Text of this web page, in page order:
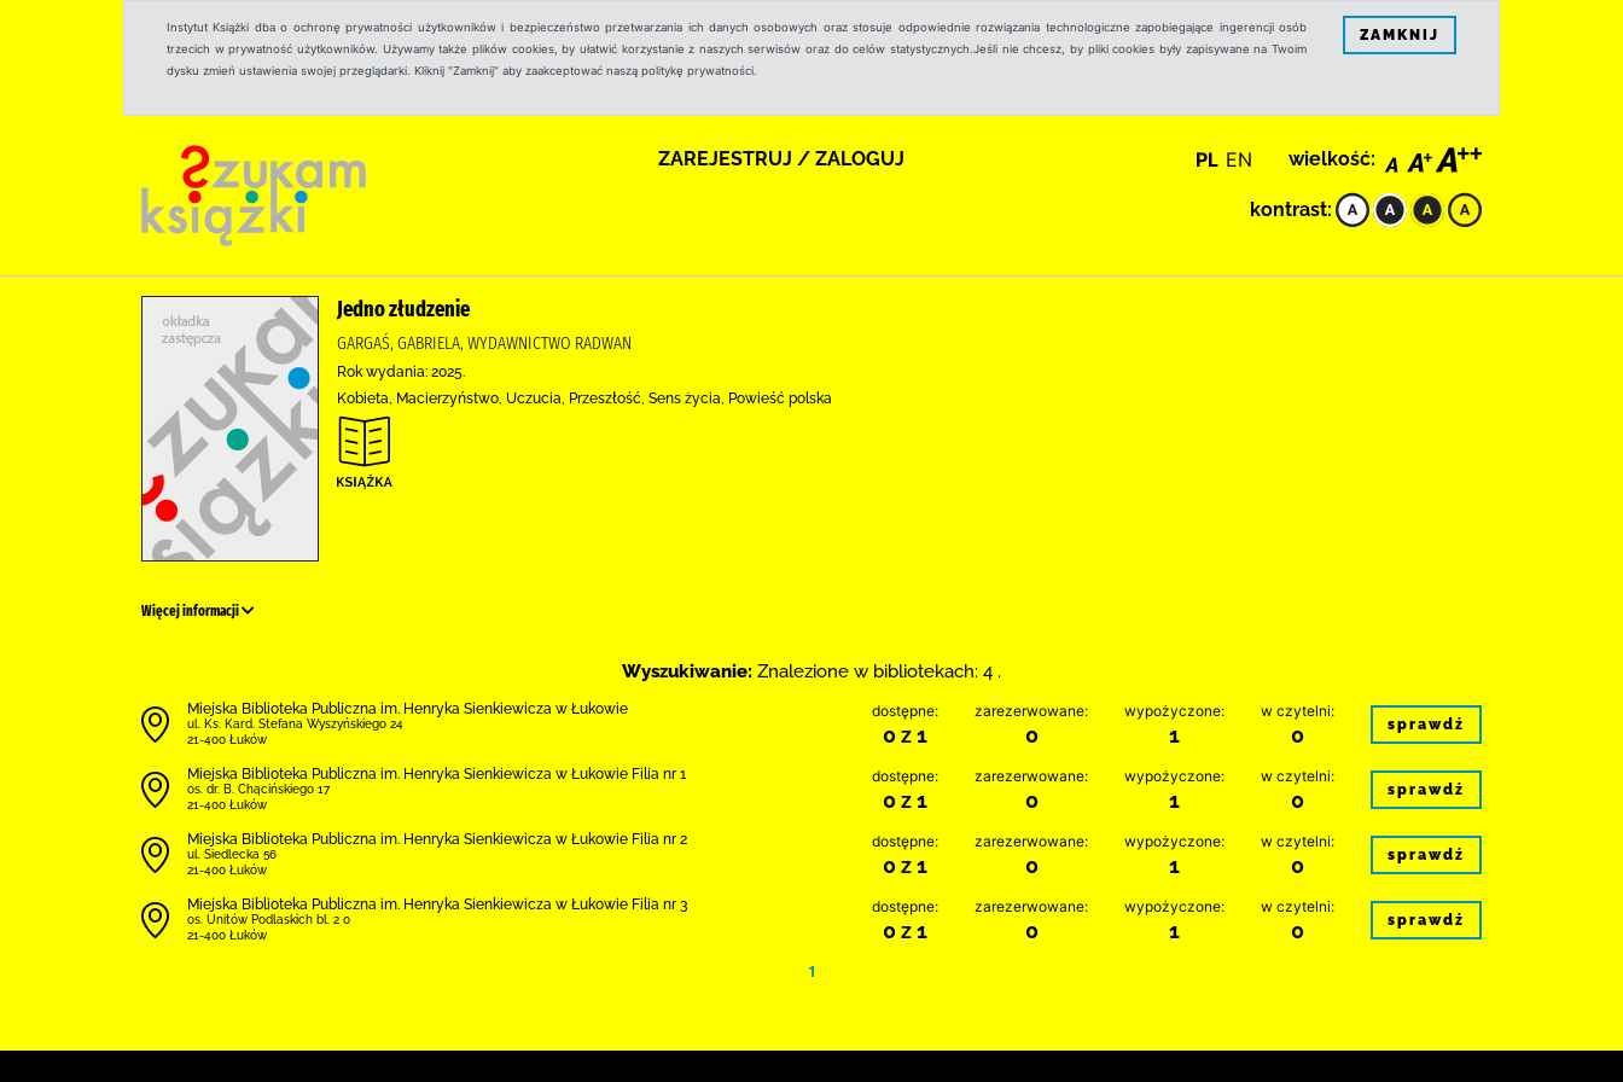
Instytut Książki dba o ochronę prywatności użytkowników i bezpieczeństwo przetwarzania ich danych osobowych oraz stosuje odpowiednie rozwiązania technologiczne zapobiegające ingerencji osób
trzecich w prywatność użytkowników. Używamy także plików cookies, by ułatwić korzystanie z naszych serwisów oraz do celów statystycznych.Jeśli nie chcesz, by pliki cookies były zapisywane na Twoim
dysku zmień ustawienia swojej przeglądarki. Kliknij "Zamknij" aby zaakceptować naszą politykę prywatności.
ZAMKNIJ
ZAREJESTRUJ / ZALOGUJ PL EN wielkość:
kontrast:
Jedno złudzenie
GARGAŚ, GABRIELA, WYDAWNICTWO RADWAN
Rok wydania: 2025.
Kobieta, Macierzyństwo, Uczucia, Przeszłość, Sens życia, Powieść polska
Więcej informacji
Wyszukiwanie: Znalezione w bibliotekach: 4 .
Miejska Biblioteka Publiczna im. Henryka Sienkiewicza w Łukowie
ul. Ks. Kard. Stefana Wyszyńskiego 24
21-400 Łuków
dostępne:
0 z 1
zarezerwowane:
0
wypożyczone:
1
w czytelni:
0 sprawdź
Miejska Biblioteka Publiczna im. Henryka Sienkiewicza w Łukowie Filia nr 1
os. dr. B. Chącińskiego 17
21-400 Łuków
dostępne:
0 z 1
zarezerwowane:
0
wypożyczone:
1
w czytelni:
0 sprawdź
Miejska Biblioteka Publiczna im. Henryka Sienkiewicza w Łukowie Filia nr 2
ul. Siedlecka 56
21-400 Łuków
dostępne:
0 z 1
zarezerwowane:
0
wypożyczone:
1
w czytelni:
0 sprawdź
Miejska Biblioteka Publiczna im. Henryka Sienkiewicza w Łukowie Filia nr 3
os. Unitów Podlaskich bl. 2 0
21-400 Łuków
dostępne:
0 z 1
zarezerwowane:
0
wypożyczone:
1
w czytelni:
0 sprawdź
1